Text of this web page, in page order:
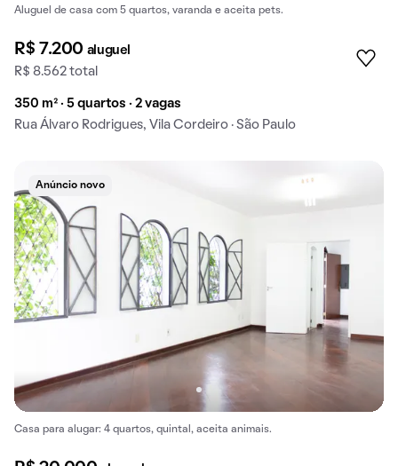
Aluguel de casa com 5 quartos, varanda e aceita pets.
R$ 7.200 aluguel
R$ 8.562 total
350 m² · 5 quartos · 2 vagas
Rua Álvaro Rodrigues, Vila Cordeiro · São Paulo
Anúncio novo
Casa para alugar: 4 quartos, quintal, aceita animais.